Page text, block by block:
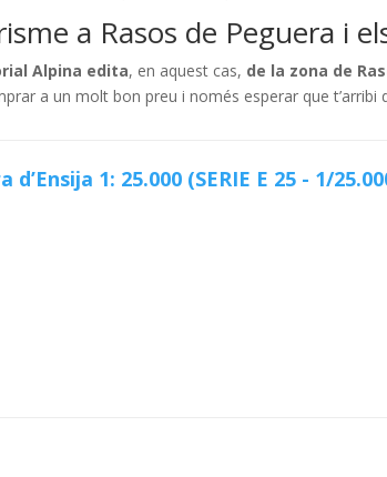
a Rasos de Peguera i
Alpina edita, en aquest cas, de la zona de
a un molt bon preu i només esperar que t’arribi
1: 25.000 (SERIE E 25 - 1/